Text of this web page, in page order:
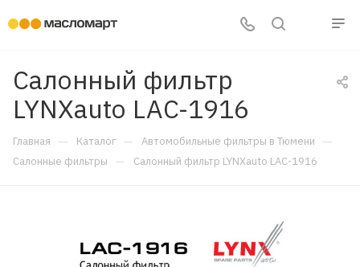
Салонный фильтр
LYNXauto LAC-1916
Главная — Каталог — Автомобильные фильтры в Тюмени —
Салонные фильтры — Салонный фильтр LYNXauto LAC-1916